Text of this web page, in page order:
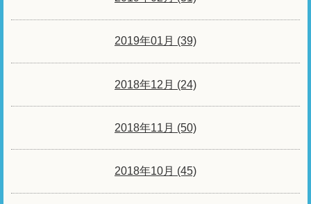
2019年01月 (39)
2018年12月 (24)
2018年11月 (50)
2018年10月 (45)